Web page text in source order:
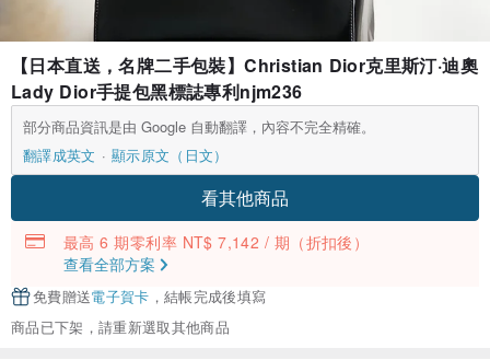
【日本直送，名牌二手包裝】Christian Dior克里斯汀·迪奧
Lady Dior手提包黑標誌專利njm236
部分商品資訊是由 Google 自動翻譯，內容不完全精確。
翻譯成英文
顯示原文（日文）
看其他商品
最高 6 期零利率 NT$ 7,142 / 期 （折扣後）
查看全部方案
免費贈送電子賀卡 ，結帳完成後填寫
商品已下架，請重新選取其他商品